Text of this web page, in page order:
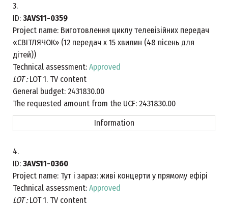
3.
ID: 3AVS11-0359
Project name: Виготовлення циклу телевізійних передач
«СВІТЛЯЧОК» (12 передач х 15 хвилин (48 пісень для
дітей))
Technical assessment: Approved
LOT :LOT 1. TV content
General budget: 2431830.00
The requested amount from the UCF: 2431830.00
Information
4.
ID: 3AVS11-0360
Project name: Тут і зараз: живі концерти у прямому ефірі
Technical assessment: Approved
LOT :LOT 1. TV content